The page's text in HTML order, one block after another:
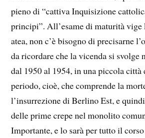
pieno di “cattiva Inquisizione
principi”. All’esame di maturità vige
atea, non c’è bisogno di precisarne
da ricordare che la vicenda si svolge
dal 1950 al 1954, in una piccola
periodo, cioè, che comprende la
l’insurrezione di Berlino Est, e
delle prime crepe nel monolito
Importante, e lo sarà per tutto il